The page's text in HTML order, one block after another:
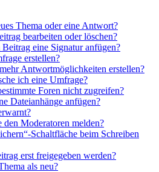
Thema oder eine Antwort?
bearbeiten oder löschen?
eine Signatur anfügen?
erstellen?
Antwortmöglichkeiten erstellen?
ich eine Umfrage?
Foren nicht zugreifen?
Dateianhänge anfügen?
Moderatoren melden?
Schaltfläche beim Schreiben
erst freigegeben werden?
als neu?